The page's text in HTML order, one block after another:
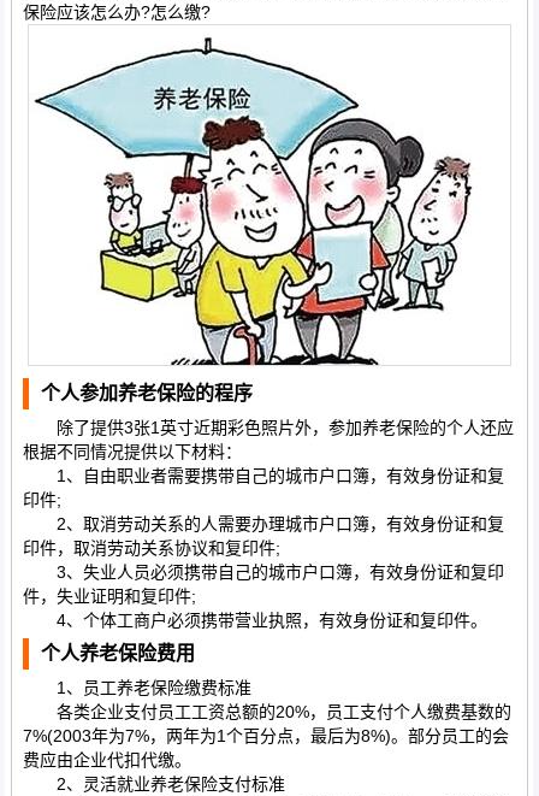
保险应该怎么办?怎么缴?
个人参加养老保险的程序
除了提供3张1英寸近期彩色照片外，参加养老保险的个人还应
根据不同情况提供以下材料：
1、自由职业者需要携带自己的城市户口簿，有效身份证和复
印件;
2、取消劳动关系的人需要办理城市户口簿，有效身份证和复
印件，取消劳动关系协议和复印件;
3、失业人员必须携带自己的城市户口簿，有效身份证和复印
件，失业证明和复印件;
4、个体工商户必须携带营业执照，有效身份证和复印件。
个人养老保险费用
1、员工养老保险缴费标准
各类企业支付员工工资总额的20%，员工支付个人缴费基数的
7%(2003年为7%，两年为1个百分点，最后为8%)。部分员工的会
费应由企业代扣代缴。
2、灵活就业养老保险支付标准